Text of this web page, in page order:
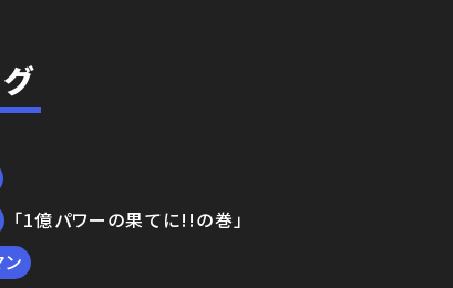
「1億パワーの果てに!!の巻」